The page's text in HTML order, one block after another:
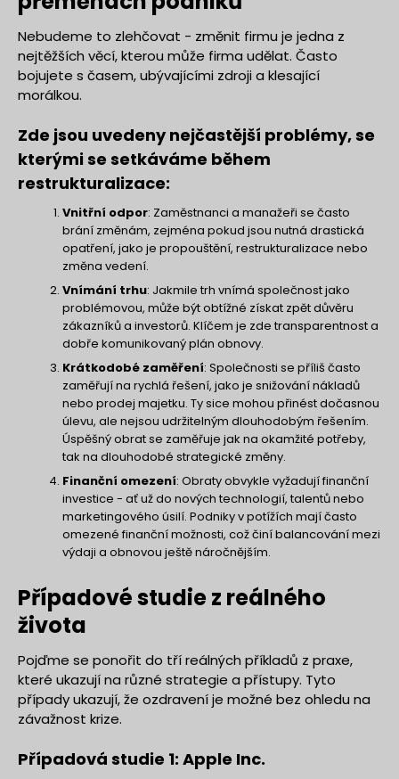
Nebudeme to zlehčovat - změnit firmu je jedna z
nejtěžších věcí, kterou může firma udělat. Často
bojujete s časem, ubývajícími zdroji a klesající
morálkou.
Zde jsou uvedeny nejčastější problémy, se
kterými se setkáváme během
restrukturalizace:
Vnitřní odpor: Zaměstnanci a manažeři se často
brání změnám, zejména pokud jsou nutná drastická
opatření, jako je propouštění, restrukturalizace nebo
změna vedení.
Vnímání trhu: Jakmile trh vnímá společnost jako
problémovou, může být obtížné získat zpět důvěru
zákazníků a investorů. Klíčem je zde transparentnost a
dobře komunikovaný plán obnovy.
Krátkodobé zaměření: Společnosti se příliš často
zaměřují na rychlá řešení, jako je snižování nákladů
nebo prodej majetku. Ty sice mohou přinést dočasnou
úlevu, ale nejsou udržitelným dlouhodobým řešením.
Úspěšný obrat se zaměřuje jak na okamžité potřeby,
tak na dlouhodobé strategické změny.
Finanční omezení: Obraty obvykle vyžadují finanční
investice - ať už do nových technologií, talentů nebo
marketingového úsilí. Podniky v potížích mají často
omezené finanční možnosti, což činí balancování mezi
výdaji a obnovou ještě náročnějším.
Případové studie z reálného
života
Pojďme se ponořit do tří reálných příkladů z praxe,
které ukazují na různé strategie a přístupy. Tyto
případy ukazují, že ozdravení je možné bez ohledu na
závažnost krize.
Případová studie 1: Apple Inc.